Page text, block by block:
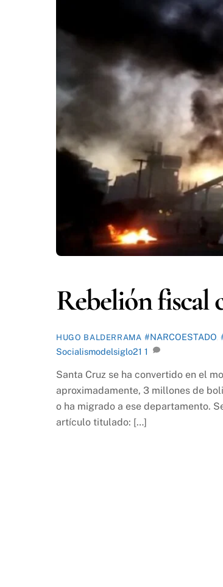
Rebelión fiscal
HUGO BALDERRAMA #NARCOESTADO,
Socialismodelsiglo21 1
Santa Cruz se ha convertido en el
aproximadamente, 3 millones de
o ha migrado a ese departamento.
artículo titulado: […]